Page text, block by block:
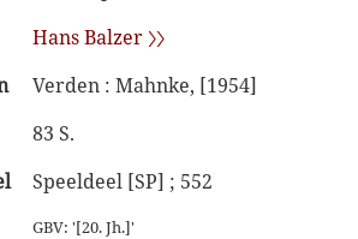
Hans Balzer 〉〉
Verden : Mahnke, [1954]
83 S.
Speeldeel [SP] ; 552
GBV: '[20. Jh.]'